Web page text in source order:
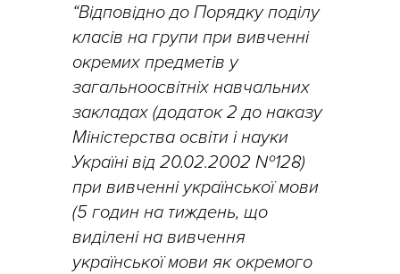
“Відповідно до Порядку поділу
класів на групи при вивченні
окремих предметів у
загальноосвітніх навчальних
закладах (додаток 2 до наказу
Міністерства освіти і науки
Україні від 20.02.2002 №128)
при вивченні української мови
(5 годин на тиждень, що
виділені на вивчення
української мови як окремого